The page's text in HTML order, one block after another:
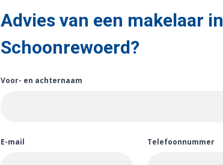
Advies van een makelaar in
Schoonrewoerd?
Voor- en achternaam
E-mail Telefoonnummer